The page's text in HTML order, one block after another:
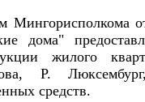
Мингорисполкома
дома"
жилого
Р.
средств.